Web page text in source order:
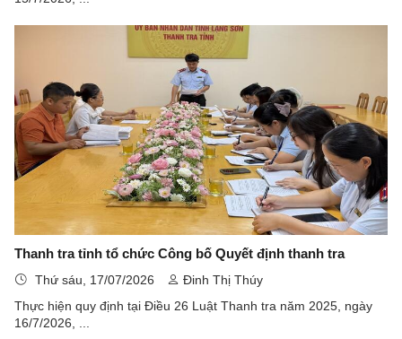
Thanh tra tỉnh tổ chức Công bố Quyết định thanh tra
Thứ sáu, 17/07/2026
Đinh Thị Thúy
Thực hiện quy định tại Điều 26 Luật Thanh tra năm 2025, ngày
16/7/2026, ...